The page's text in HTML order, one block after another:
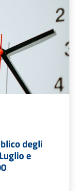
degli
e